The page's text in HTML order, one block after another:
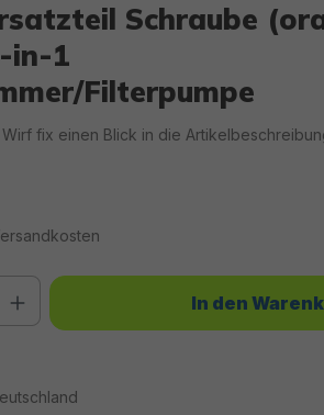
Schraube
in-1
Filterpumpe
Wirf fix einen Blick in die
Wert ein oder benutze die
In den